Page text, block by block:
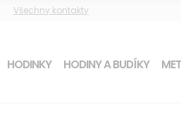
Všechny kontakty
HODINKY HODINY A BUDÍKY